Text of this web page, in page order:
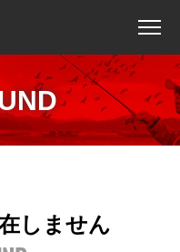
しません